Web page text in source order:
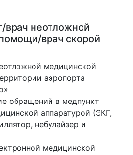
врач неотложной
врач скорой
медицинской
аэропорта
обращений в медпункт
аппаратурой (ЭКГ,
небулайзер и
медицинской